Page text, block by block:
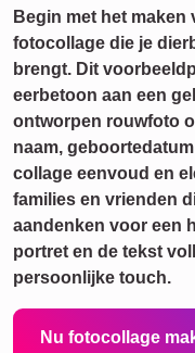
Begin met het
fotocollage die je
brengt. Dit
eerbetoon aan een
ontworpen rouwfoto
naam,
collage eenvoud en
families en vrienden
aandenken voor een
portret en de tekst
persoonlijke touch.
Nu fotocollage